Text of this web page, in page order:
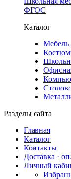
ФГОС
Каталог
Мебель
Разделы сайта
Главная
Каталог
Контакты
Доставка ·
Личный